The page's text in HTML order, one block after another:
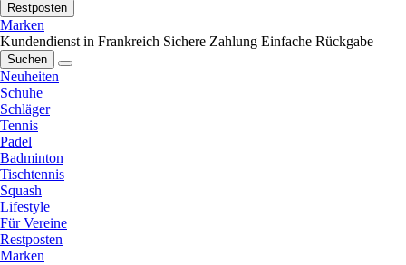
Restposten
Marken
Kundendienst in Frankreich Sichere Zahlung Einfache Rückgabe
Suchen
Neuheiten
Schuhe
Schläger
Tennis
Padel
Badminton
Tischtennis
Squash
Lifestyle
Für Vereine
Restposten
Marken